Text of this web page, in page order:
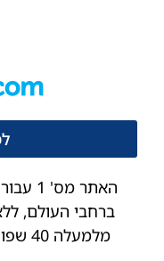
האתר
ברחבי העולם,
מלמעלה 40 שפות כולל עברית ומוניטין מצוין